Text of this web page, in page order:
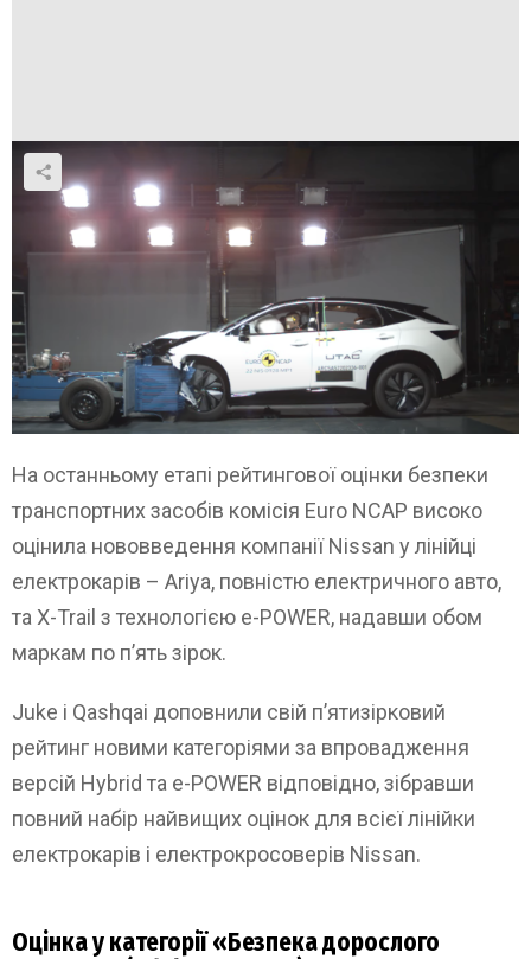
На останньому етапі рейтингової оцінки безпеки
транспортних засобів комісія Euro NCAP високо
оцінила нововведення компанії Nissan у лінійці
електрокарів – Ariya, повністю електричного авто,
та X-Trail з технологією e-POWER, надавши обом
маркам по п’ять зірок.
Juke і Qashqai доповнили свій п’ятизірковий
рейтинг новими категоріями за впровадження
версій Hybrid та e-POWER відповідно, зібравши
повний набір найвищих оцінок для всієї лінійки
електрокарів і електрокросоверів Nissan.
Оцінка у категорії «Безпека дорослого